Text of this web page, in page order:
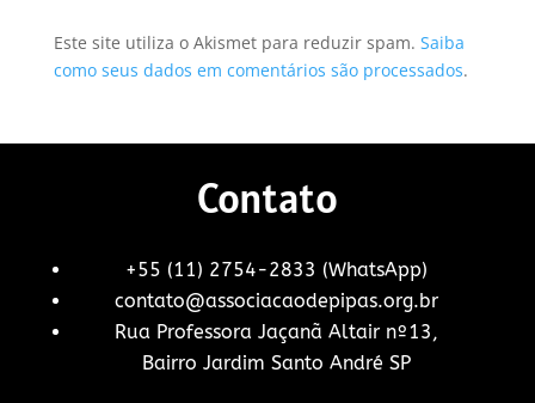
Este site utiliza o Akismet para reduzir spam. Saiba
como seus dados em comentários são processados.
Contato
+55 (11) 2754-2833 (WhatsApp)
contato@associacaodepipas.org.br
Rua Professora Jaçanã Altair nº13,
Bairro Jardim Santo André SP